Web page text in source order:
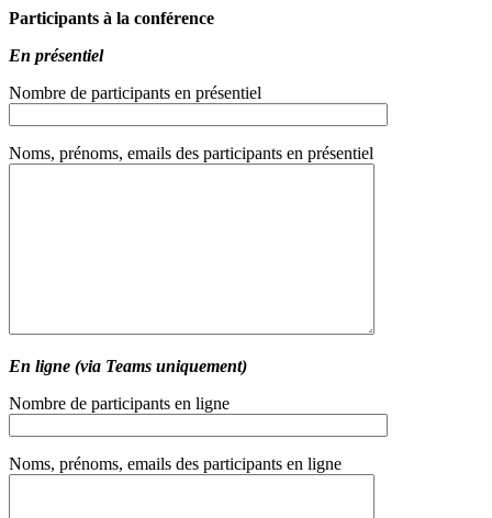
Participants à la conférence
En présentiel
Nombre de participants en présentiel
Noms, prénoms, emails des participants en présentiel
En ligne (via Teams uniquement)
Nombre de participants en ligne
Noms, prénoms, emails des participants en ligne